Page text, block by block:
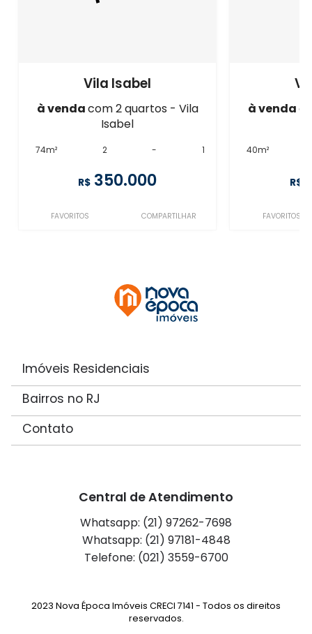
Vila Isabel
à vendacom 2 quartos - Vila
Isabel
74m² 2 - 1
R$ 350.000
FAVORITOS COMPARTILHAR
à venda
40m²
R$
FAVORITOS
Imóveis Residenciais
Bairros no RJ
Contato
Central de Atendimento
Whatsapp: (21) 97262-7698
Whatsapp: (21) 97181-4848
Telefone: (021) 3559-6700
2023 Nova Época Imóveis CRECI 7141 - Todos os direitos
reservados.